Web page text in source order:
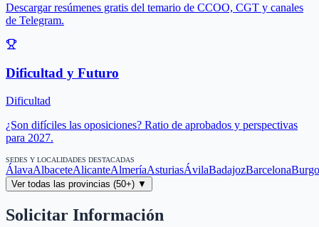
Descargar resúmenes gratis del temario de CCOO, CGT y canales
de Telegram.
Dificultad y Futuro
Dificultad
¿Son difíciles las oposiciones? Ratio de aprobados y perspectivas
para 2027.
SEDES Y LOCALIDADES DESTACADAS
ÁlavaAlbaceteAlicanteAlmeríaAsturiasÁvilaBadajozBarcelona
Ver todas las provincias (50+) ▼
Solicitar Información